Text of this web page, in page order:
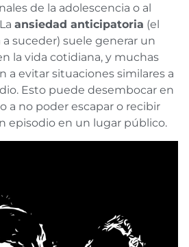
de la adolescencia o al
ansiedad anticipatoria (el
suceder) suele generar un
la vida cotidiana, y muchas
a evitar situaciones similares a
Esto puede desembocar en
a no poder escapar o recibir
episodio en un lugar público.